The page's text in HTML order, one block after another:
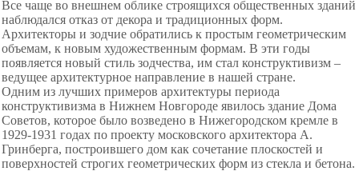
Все чаще во внешнем облике строящихся общественных зданий
наблюдался отказ от декора и традиционных форм.
Архитекторы и зодчие обратились к простым геометрическим
объемам, к новым художественным формам. В эти годы
появляется новый стиль зодчества, им стал конструктивизм –
ведущее архитектурное направление в нашей стране.
Одним из лучших примеров архитектуры периода
конструктивизма в Нижнем Новгороде явилось здание Дома
Советов, которое было возведено в Нижегородском кремле в
1929-1931 годах по проекту московского архитектора А.
Гринберга, построившего дом как сочетание плоскостей и
поверхностей строгих геометрических форм из стекла и бетона.